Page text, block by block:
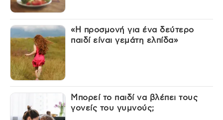
«Η προσμονή για ένα δεύτερο
παιδί είναι γεμάτη ελπίδα»
Μπορεί το παιδί να βλέπει τους
γονείς του γυμνούς;